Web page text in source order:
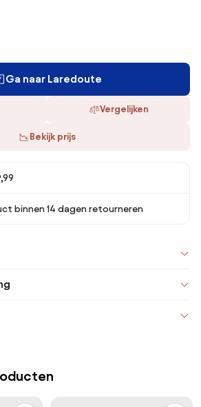
Ga naar Laredoute
Vergelijken
Bekijk prijs
binnen 14 dagen retourneren